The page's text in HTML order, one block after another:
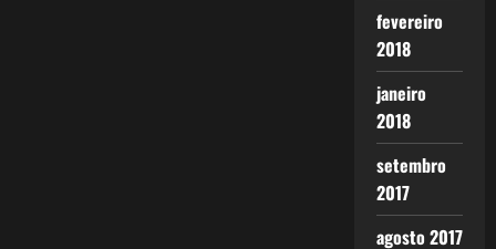
fevereiro
2018
janeiro
2018
setembro
2017
agosto 2017